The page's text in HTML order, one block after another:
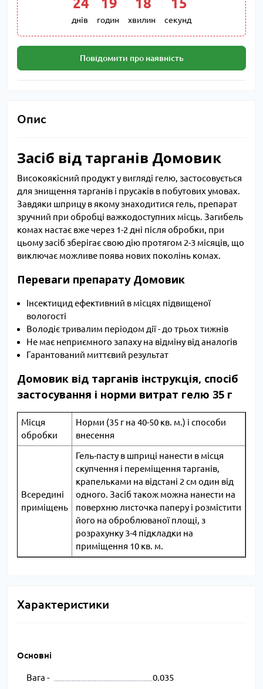
24
днів
19
годин
18
хвилин
14
секунд
Повідомити про наявність
Опис
Засіб від тарганів Домовик
Високоякісний продукт у вигляді гелю, застосовується
для знищення тарганів і прусаків в побутових умовах.
Завдяки шприцу в якому знаходитися гель, препарат
зручний при обробці важкодоступних місць. Загибель
комах настає вже через 1-2 дні після обробки, при
цьому засіб зберігає свою дію протягом 2-3 місяців, що
виключає можливе поява нових поколінь комах.
Переваги препарату Домовик
Інсектицид ефективний в місцях підвищеної
вологості
Володіє тривалим періодом дії - до трьох тижнів
Не має неприємного запаху на відміну від аналогів
Гарантований миттєвий результат
Домовик від тарганів інструкція, спосіб
застосування і норми витрат гелю 35 г
Місця
обробки
Норми (35 г на 40-50 кв. м.) і способи
внесення
Всередині
приміщень
Гель-пасту в шприці нанести в місця
скупчення і переміщення тарганів,
крапельками на відстані 2 см один від
одного. Засіб також можна нанести на
поверхню листочка паперу і розмістити
його на оброблюваної площі, з
розрахунку 3-4 підкладки на
приміщення 10 кв. м.
Характеристики
Основні
Вага - 0.035